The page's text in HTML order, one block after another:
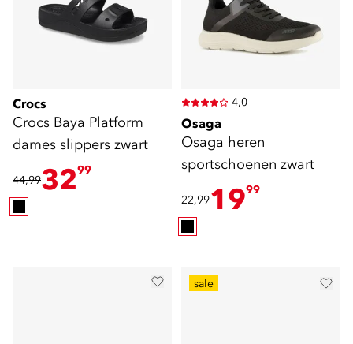
Crocs
Crocs Baya Platform
dames slippers zwart
44,993299
4,0
Osaga
Osaga heren
sportschoenen zwart
22,991999
sale